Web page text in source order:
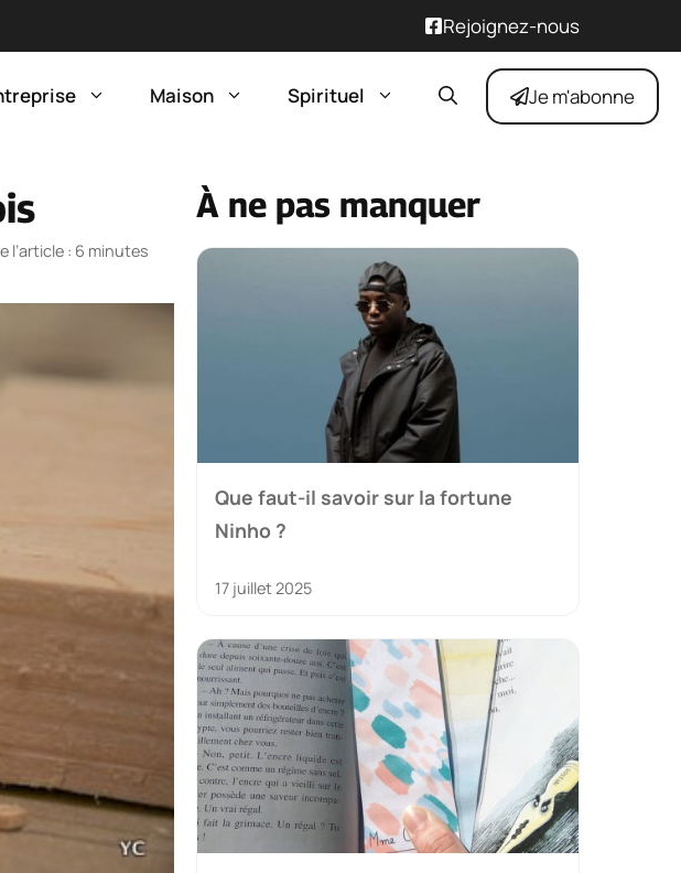
Rejoignez-nous
Maison Spirituel Je m'abonne
l’article : 6 minutes
À ne pas manquer
Que faut-il savoir sur la fortune
Ninho ?
17 juillet 2025